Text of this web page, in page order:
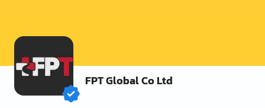
FPT Global Co Ltd